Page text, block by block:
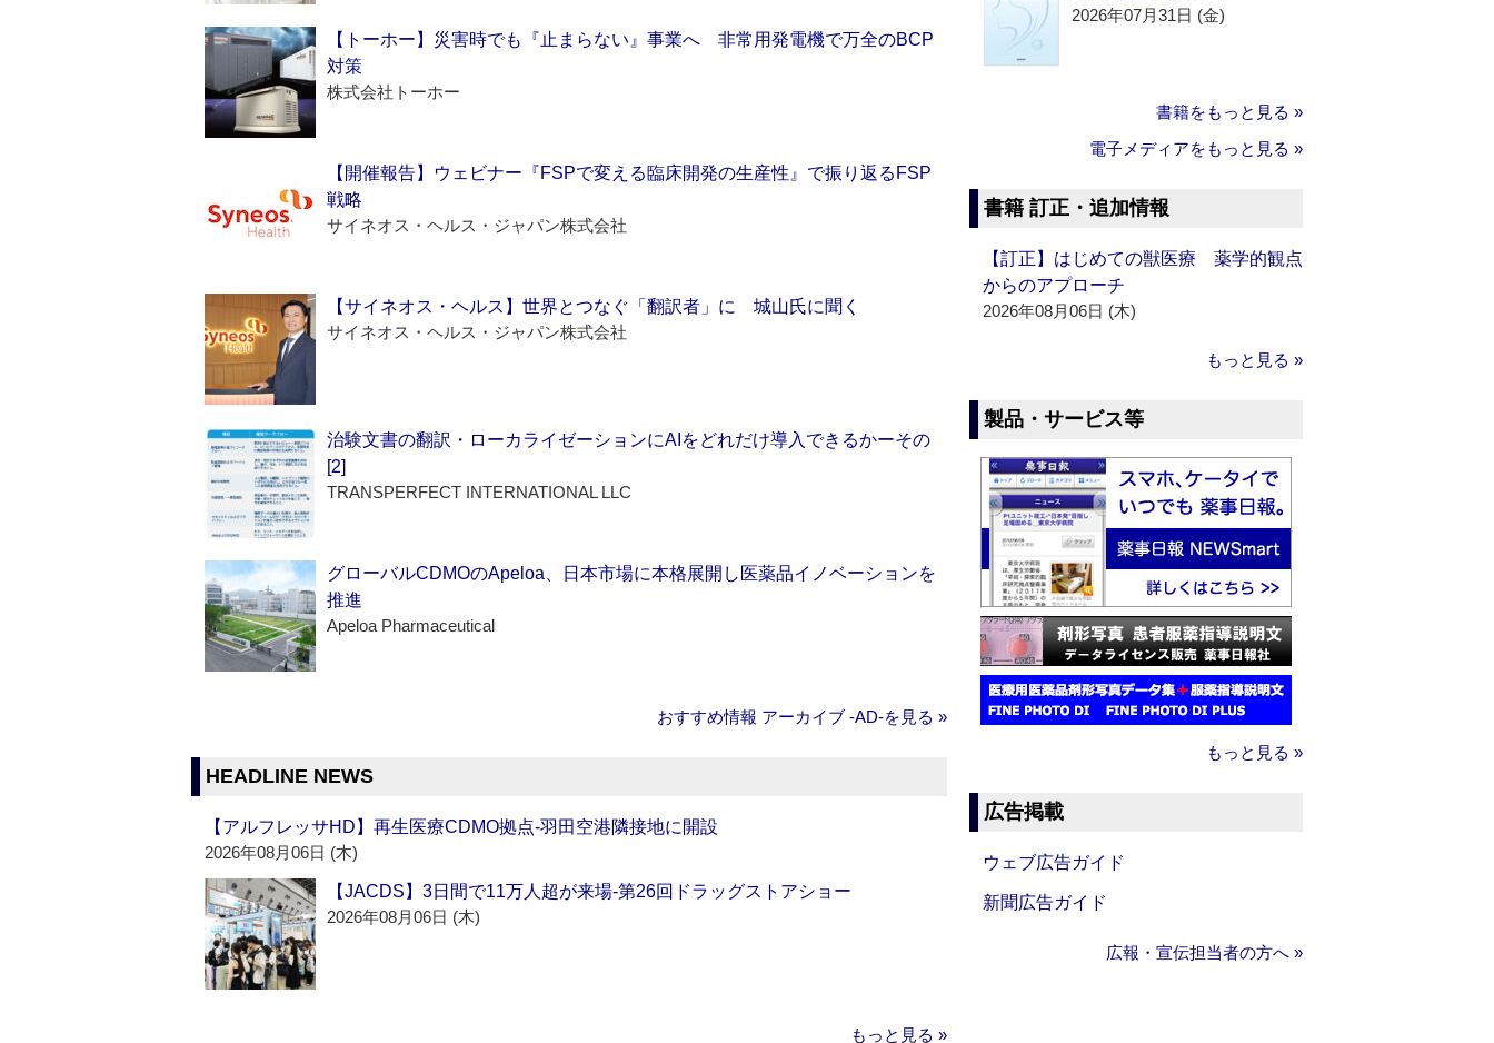
【トーホー】災害時でも『止まらない』事業へ 非常用発電機で万全のBCP
対策
株式会社トーホー
【開催報告】ウェビナー『FSPで変える臨床開発の生産性』で振り返るFSP
戦略
サイネオス・ヘルス・ジャパン株式会社
【サイネオス・ヘルス】世界とつなぐ「翻訳者」に 城山氏に聞く
サイネオス・ヘルス・ジャパン株式会社
治験文書の翻訳・ローカライゼーションにAIをどれだけ導入できるかーその
[2]
TRANSPERFECT INTERNATIONAL LLC
グローバルCDMOのApeloa、日本市場に本格展開し医薬品イノベーションを
推進
Apeloa Pharmaceutical
おすすめ情報 アーカイブ ‐AD‐を見る »
HEADLINE NEWS
【アルフレッサHD】再生医療CDMO拠点‐羽田空港隣接地に開設
2026年08月06日 (木)
【JACDS】3日間で11万人超が来場‐第26回ドラッグストアショー
2026年08月06日 (木)
もっと見る »
2026年07月31日 (金)
書籍をもっと見る »
電子メディアをもっと見る »
書籍 訂正・追加情報
【訂正】はじめての獣医療 薬学的観点
からのアプローチ
2026年08月06日 (木)
もっと見る »
製品・サービス等
もっと見る »
広告掲載
ウェブ広告ガイド
新聞広告ガイド
広報・宣伝担当者の方へ »